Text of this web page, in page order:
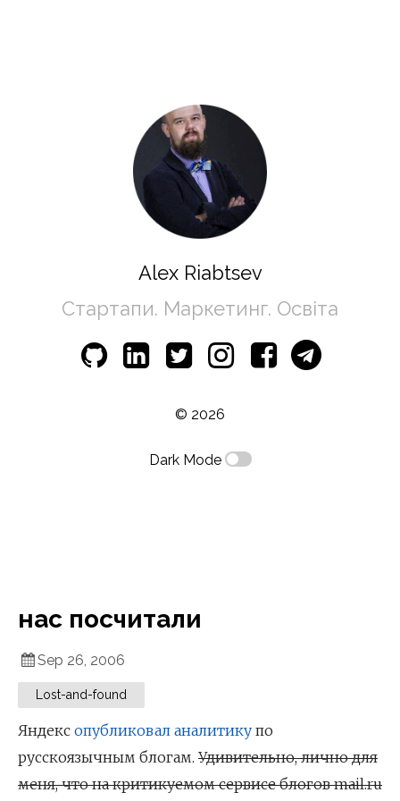
Alex Riabtsev
Стартапи. Маркетинг. Освіта
© 2026
Dark Mode
нас посчитали
Sep 26, 2006
Lost-and-found
Яндекс опубликовал аналитику по
русскоязычным блогам. Удивительно, лично для
меня, что на критикуемом сервисе блогов mail.ru